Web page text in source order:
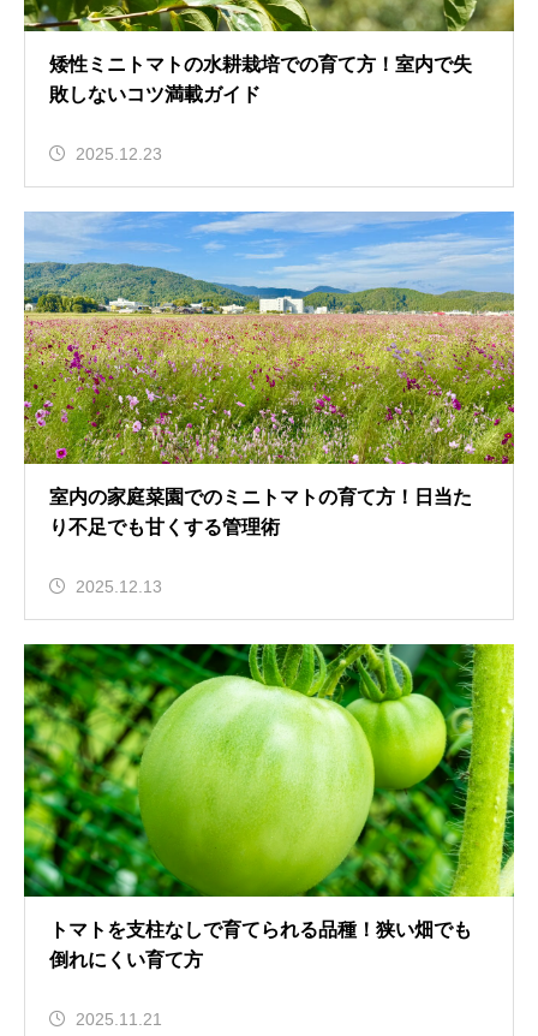
矮性ミニトマトの水耕栽培での育て方！室内で失
敗しないコツ満載ガイド
2025.12.23
室内の家庭菜園でのミニトマトの育て方！日当た
り不足でも甘くする管理術
2025.12.13
トマトを支柱なしで育てられる品種！狭い畑でも
倒れにくい育て方
2025.11.21